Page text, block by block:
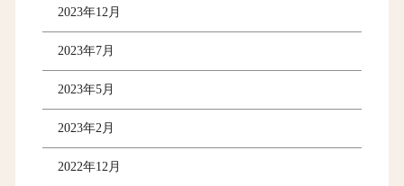
2023年12月
2023年7月
2023年5月
2023年2月
2022年12月